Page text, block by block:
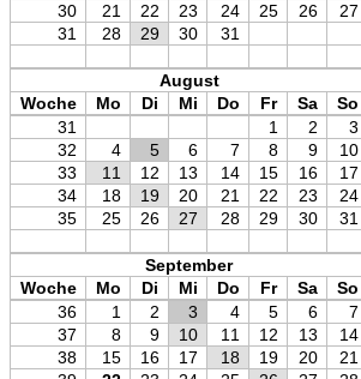
30
21 22 23 24 25 26
27
31
28 29 30 31
August
Woche
Mo Di Mi Do Fr Sa
So
31
1 2
3
32
4 5 6 7 8 9
10
33
11 12 13 14 15 16
17
34
18 19 20 21 22 23
24
35
25 26 27 28 29 30 31
September
Woche
Mo Di Mi Do Fr Sa
So
36
1 2 3 4 5 6
7
37
8 9 10 11 12 13
14
38
15 16 17 18 19 20
21